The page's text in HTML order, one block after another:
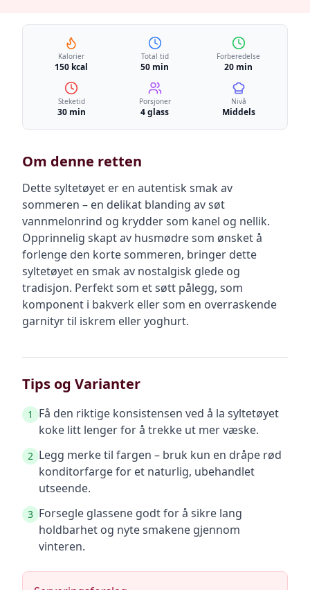
Kalorier
150 kcal
Total tid
50 min
Forberedelse
20 min
Steketid
30 min
Porsjoner
4 glass
Nivå
Middels
Om denne retten
Dette syltetøyet er en autentisk smak av
sommeren – en delikat blanding av søt
vannmelonrind og krydder som kanel og nellik.
Opprinnelig skapt av husmødre som ønsket å
forlenge den korte sommeren, bringer dette
syltetøyet en smak av nostalgisk glede og
tradisjon. Perfekt som et søtt pålegg, som
komponent i bakverk eller som en overraskende
garnityr til iskrem eller yoghurt.
Tips og Varianter
1
Få den riktige konsistensen ved å la syltetøyet
koke litt lenger for å trekke ut mer væske.
2 Legg merke til fargen – bruk kun en dråpe rød
konditorfarge for et naturlig, ubehandlet
utseende.
3 Forsegle glassene godt for å sikre lang
holdbarhet og nyte smakene gjennom
vinteren.